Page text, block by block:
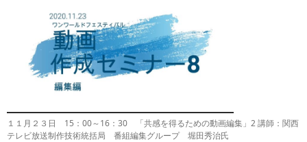
１１月２３日 15：00～16：30 「共感を得るための動画編集」2 講師：関西
テレビ放送制作技術統括局 番組編集グループ 堀田秀治氏